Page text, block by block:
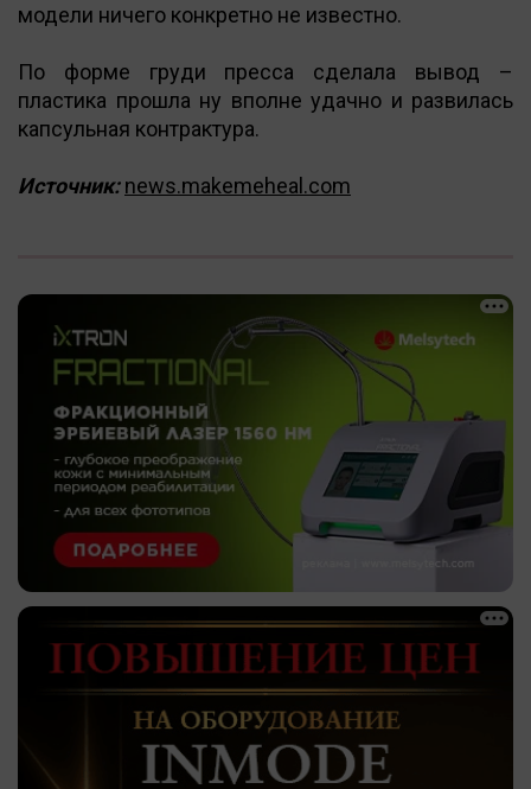
модели ничего конкретно не известно.
По форме груди пресса сделала вывод –
пластика прошла ну вполне удачно и развилась
капсульная контрактура.
Источник: news.makemeheal.com